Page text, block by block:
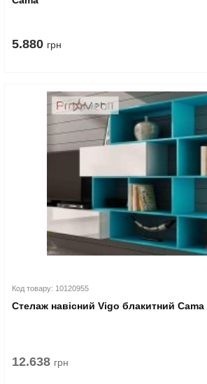
5.880 грн
Код товару: 10120955
Стелаж навісний Vigo блакитний Cama
12.638 грн